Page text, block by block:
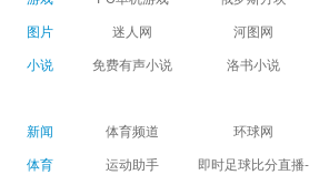
图片
迷人网 河图网
小说
免费有声小说 洛书小说
新闻 体育频道 环球网
体育
运动助手
即时足球比分直播-